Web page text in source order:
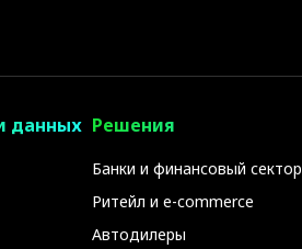
данных Решения
Банки и финансовый сектор
Ритейл и e-commerce
Автодилеры